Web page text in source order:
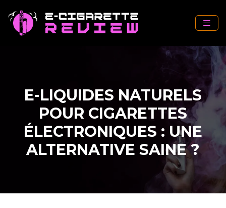
E-LIQUIDES NATURELS
POUR CIGARETTES
ÉLECTRONIQUES : UNE
ALTERNATIVE SAINE ?